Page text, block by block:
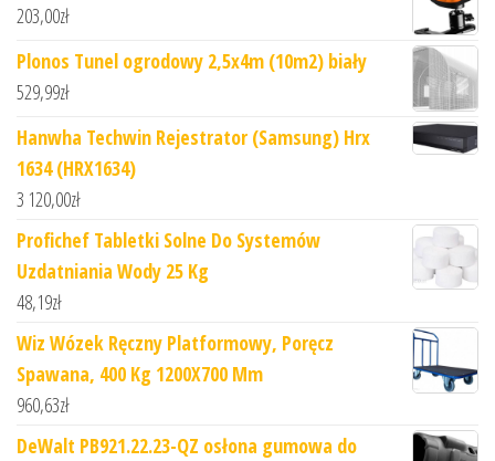
203,00zł
Plonos Tunel ogrodowy 2,5x4m (10m2) biały
529,99zł
Hanwha Techwin Rejestrator (Samsung) Hrx
1634 (HRX1634)
3 120,00zł
Profichef Tabletki Solne Do Systemów
Uzdatniania Wody 25 Kg
48,19zł
Wiz Wózek Ręczny Platformowy, Poręcz
Spawana, 400 Kg 1200X700 Mm
960,63zł
DeWalt PB921.22.23-QZ osłona gumowa do